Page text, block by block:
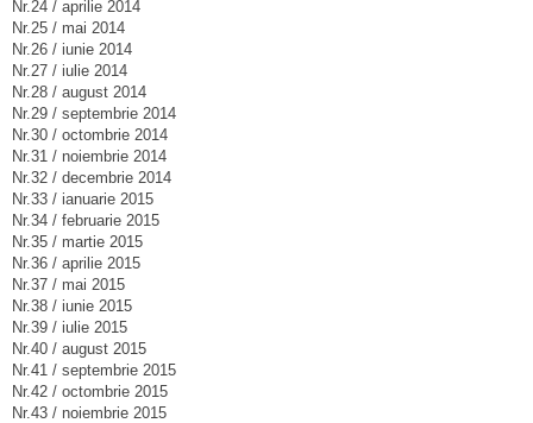
Nr.24 / aprilie 2014
Nr.25 / mai 2014
Nr.26 / iunie 2014
Nr.27 / iulie 2014
Nr.28 / august 2014
Nr.29 / septembrie 2014
Nr.30 / octombrie 2014
Nr.31 / noiembrie 2014
Nr.32 / decembrie 2014
Nr.33 / ianuarie 2015
Nr.34 / februarie 2015
Nr.35 / martie 2015
Nr.36 / aprilie 2015
Nr.37 / mai 2015
Nr.38 / iunie 2015
Nr.39 / iulie 2015
Nr.40 / august 2015
Nr.41 / septembrie 2015
Nr.42 / octombrie 2015
Nr.43 / noiembrie 2015